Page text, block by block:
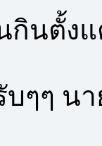
นตั้งแ
ๆๆ น